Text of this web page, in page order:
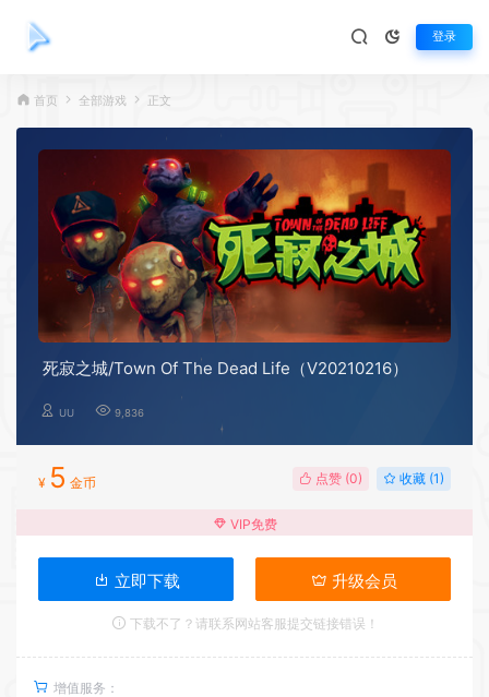
登录
首页 全部游戏 正文
死寂之城/Town Of The Dead Life（V20210216）
UU 9,836
¥ 5 金币 点赞 (0) 收藏 (1)
VIP免费
立即下载 升级会员
下载不了？请联系网站客服提交链接错误！
增值服务：